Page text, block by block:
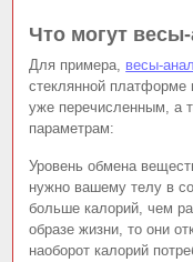
Что могут
Для примера, весы-
стеклянной платформе
уже перечисленным, а
параметрам:
Уровень обмена
нужно вашему телу в
больше калорий, чем
образе жизни, то они
наоборот калорий